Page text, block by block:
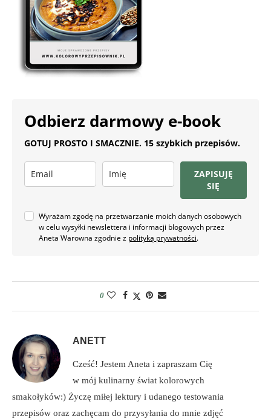
Odbierz darmowy e-book
GOTUJ PROSTO I SMACZNIE. 15 szybkich przepisów.
ZAPISUJĘ
SIĘ
Wyrażam zgodę na przetwarzanie moich danych osobowych
w celu wysyłki newslettera i informacji blogowych przez
Aneta Warowna zgodnie z polityką prywatności.
0
ANETT
Cześć! Jestem Aneta i zapraszam Cię
w mój kulinarny świat kolorowych
smakołyków:) Życzę miłej lektury i udanego testowania
przepisów oraz zachęcam do przysyłania do mnie zdjęć